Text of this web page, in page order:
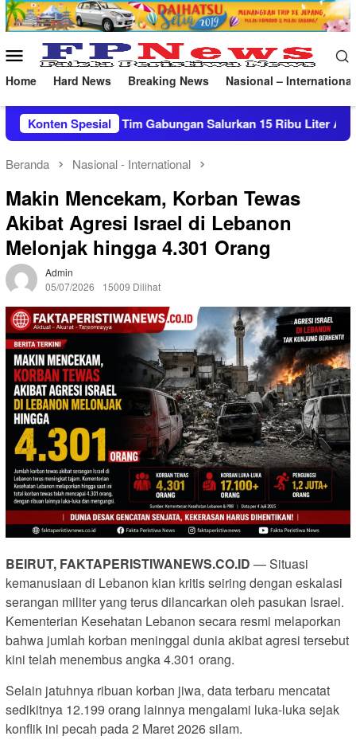
Loncat
ke
Menu
Mobile
Home Hard News Breaking News Nasional – International
Konten Spesial
Salurkan 15 Ribu Liter Air Bersih ke Pasekan
Beranda Nasional - International
Makin Mencekam, Korban Tewas
Akibat Agresi Israel di Lebanon
Melonjak hingga 4.301 Orang
Admin
05/07/2026
15009 Dilihat
BEIRUT, FAKTAPERISTIWANEWS.CO.ID — Situasi
kemanusiaan di Lebanon kian kritis seiring dengan eskalasi
serangan militer yang terus dilancarkan oleh pasukan Israel.
Kementerian Kesehatan Lebanon secara resmi melaporkan
bahwa jumlah korban meninggal dunia akibat agresi tersebut
kini telah menembus angka 4.301 orang.
Selain jatuhnya ribuan korban jiwa, data terbaru mencatat
sedikitnya 12.199 orang lainnya mengalami luka-luka sejak
konflik ini pecah pada 2 Maret 2026 silam.